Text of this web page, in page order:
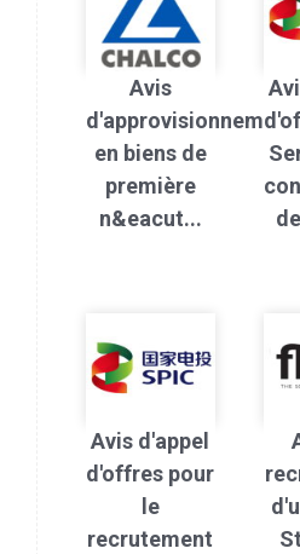
Avis
d'approvisionnement
en biens de
première
n&eacut...
Avis d'appel
d'offres pour
le
recrutement